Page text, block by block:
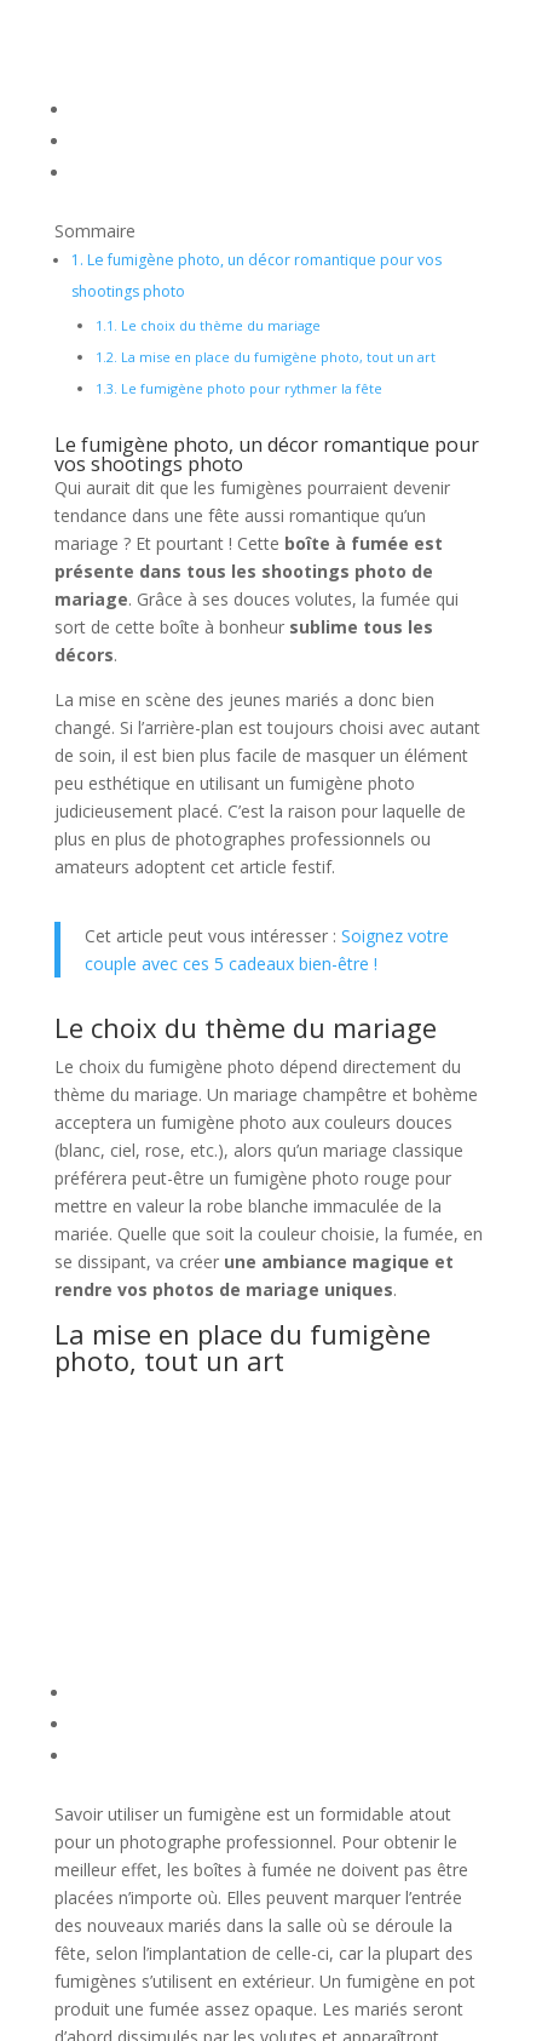
Sommaire
1. Le fumigène photo, un décor romantique pour vos
shootings photo
1.1. Le choix du thème du mariage
1.2. La mise en place du fumigène photo, tout un art
1.3. Le fumigène photo pour rythmer la fête
Le fumigène photo, un décor romantique pour
vos shootings photo
Qui aurait dit que les fumigènes pourraient devenir
tendance dans une fête aussi romantique qu’un
mariage ? Et pourtant ! Cette boîte à fumée est
présente dans tous les shootings photo de
mariage. Grâce à ses douces volutes, la fumée qui
sort de cette boîte à bonheur sublime tous les
décors.
La mise en scène des jeunes mariés a donc bien
changé. Si l’arrière-plan est toujours choisi avec autant
de soin, il est bien plus facile de masquer un élément
peu esthétique en utilisant un fumigène photo
judicieusement placé. C’est la raison pour laquelle de
plus en plus de photographes professionnels ou
amateurs adoptent cet article festif.
Cet article peut vous intéresser : Soignez votre
couple avec ces 5 cadeaux bien-être !
Le choix du thème du mariage
Le choix du fumigène photo dépend directement du
thème du mariage. Un mariage champêtre et bohème
acceptera un fumigène photo aux couleurs douces
(blanc, ciel, rose, etc.), alors qu’un mariage classique
préférera peut-être un fumigène photo rouge pour
mettre en valeur la robe blanche immaculée de la
mariée. Quelle que soit la couleur choisie, la fumée, en
se dissipant, va créer une ambiance magique et
rendre vos photos de mariage uniques.
La mise en place du fumigène
photo, tout un art
Savoir utiliser un fumigène est un formidable atout
pour un photographe professionnel. Pour obtenir le
meilleur effet, les boîtes à fumée ne doivent pas être
placées n’importe où. Elles peuvent marquer l’entrée
des nouveaux mariés dans la salle où se déroule la
fête, selon l’implantation de celle-ci, car la plupart des
fumigènes s’utilisent en extérieur. Un fumigène en pot
produit une fumée assez opaque. Les mariés seront